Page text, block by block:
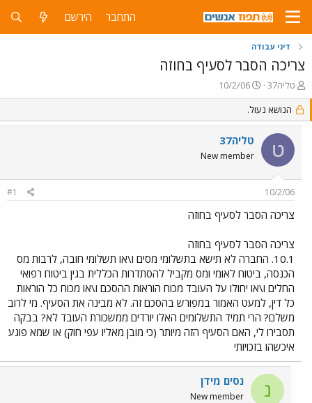
התחבר הירשם
דיני עבודה
צריכה הסבר לסעיף בחוזה
פ
ו
ת
ח
נ
טליה37
פ
ו
ר
ס
ם
ב
ת
ך
10/2/06
הנושא נעול.
ט טליה37
New member
10/2/06
#1
צריכה הסבר לסעיף בחוזה
צריכה הסבר לסעיף בחוזה
10.1. החברה לא תישא בתשלומי מסים ו\או תשלומי חובה, לרבות מס
הכנסה, ביטוח לאומי ומס מקביל להסתדרות הכללית בגין ביטוח רפואי
החלים ו\או יחולו על העובד מכוח הוראות ההסכם ו\או מכוח כל הוראות
כל דין, למעט האמור במפורש בהסכם זה. לא מבינה את הסעיף. מי לרוב
משלם? הרי תמיד התשלומים האלו יורדים ממשכורת העובד לא? בבקה
תסבירו לי, האם הסעיף הזה מיותר (כי מובן מאליו עפי חוק) או שמא פוגע
איכשהו בזכויותי
נ נסים מידן
New member